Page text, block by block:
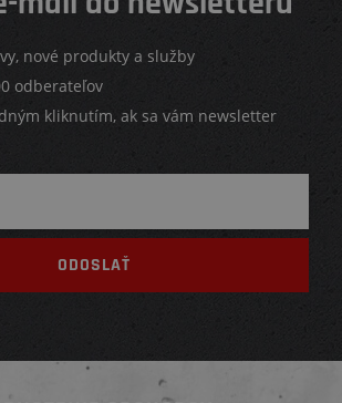
nové produkty a služby
odberateľov
kliknutím, ak sa vám newsletter